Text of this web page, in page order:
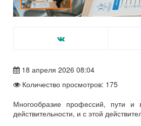
18 апреля 2026 08:04
Количество просмотров: 175
Многообразие профессий, пути и
действительности, и с этой